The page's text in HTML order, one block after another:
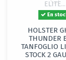
En
HOLSTER
THUNDER
TANFOGLIO
STOCK 2